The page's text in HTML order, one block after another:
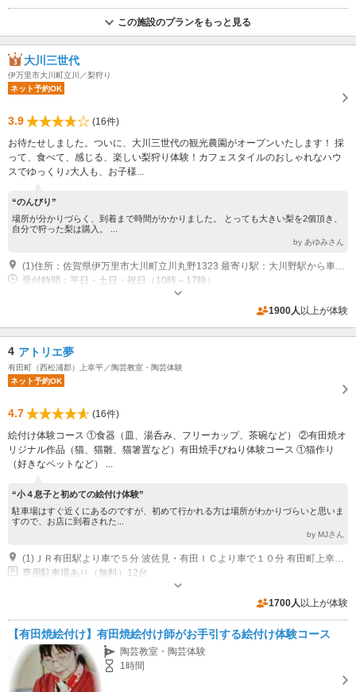
この施設のプランをもっと見る
大川三世代
伊万里市大川町立川／梨狩り
ネット予約OK
3.9
(16件)
お待たせしました。ついに、大川三世代の観光農園がオープンいたします！ 採
って、食べて、感じる、楽しい梨狩り体験！カフェスタイルのおしゃれなハウ
スでゆっくり♪大人も、お子様...
“のんびり”
場所が分かりづらく、到着まで時間がかかりました。 とっても大きい梨を2個頂き、
自分で狩った梨は購入。 ...
by あゆみさん
(1)住所：佐賀県伊万里市大川町立川丸野1323 最寄り駅：大川野駅から車で約6分
受付時間：平日・土日・祝日（10時～17時）
1900人 以上が体験
4 アトリエ夢
有田町（西松浦郡）上幸平／陶芸教室・陶芸体験
ネット予約OK
4.7
(16件)
絵付け体験コース ①食器（皿、湯呑み、フリーカップ、茶碗など） ②有田焼オ
リジナル作品（猫、猫雛、猫箸置など）有田焼手びねり体験コース ①猫作り
（好きなペットなど） ...
“小４息子と初めての絵付け体験”
駐車場はすぐ近くにあるのですが、初めて行かれる方は場所がわかりづらいと思いま
すので、お店に到着された...
by MJさん
(1)ＪＲ有田駅より車で５分 波佐見・有田ＩＣより車で１０分 有田町上幸平１－６－５
専用駐車場あり（無料）12台
1700人 以上が体験
【有田焼絵付け】有田焼絵付け師がお手引する絵付け体験コース
陶芸教室・陶芸体験
1時間